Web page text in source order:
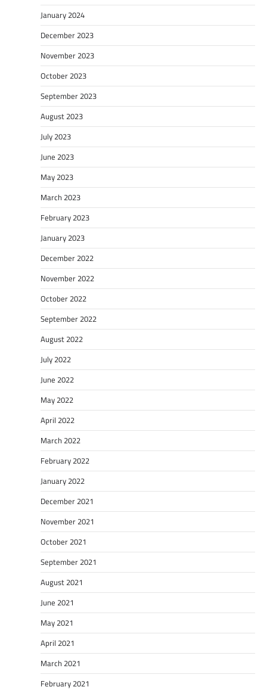
January 2024
December 2023
November 2023
October 2023
September 2023
August 2023
July 2023
June 2023
May 2023
March 2023
February 2023
January 2023
December 2022
November 2022
October 2022
September 2022
August 2022
July 2022
June 2022
May 2022
April 2022
March 2022
February 2022
January 2022
December 2021
November 2021
October 2021
September 2021
August 2021
June 2021
May 2021
April 2021
March 2021
February 2021